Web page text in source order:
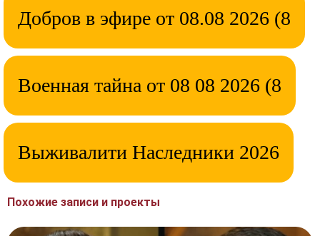
Добров в эфире от 08.08 2026 (8
Военная тайна от 08 08 2026 (8
Выживалити Наследники 2026
Похожие записи и проекты